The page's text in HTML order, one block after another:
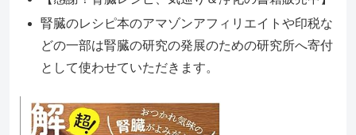
腎臓のレシピ本のアマゾンアフィリエイトや印税な
どの一部は腎臓の研究の発展のための研究所へ寄付
として使わせていただきます。